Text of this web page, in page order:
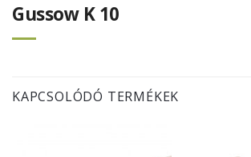
Gussow K 10
KAPCSOLÓDÓ TERMÉKEK